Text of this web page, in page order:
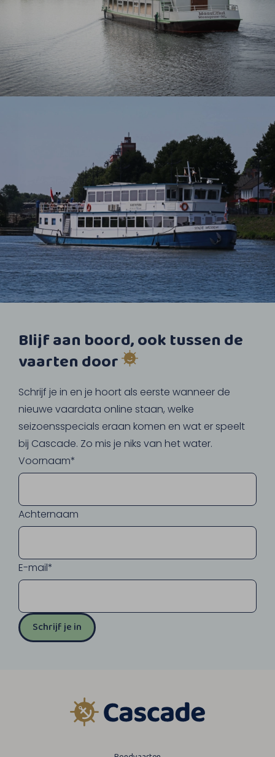
Blijf aan boord, ook tussen de
vaarten door
Schrijf je in en je hoort als eerste wanneer de
nieuwe vaardata online staan, welke
seizoensspecials eraan komen en wat er speelt
bij Cascade. Zo mis je niks van het water.
Voornaam*
Achternaam
E-mail*
Schrijf je in